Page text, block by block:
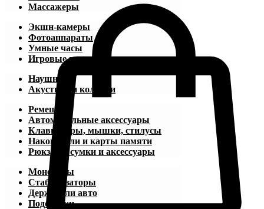
Массажеры
Экшн-камеры
Фотоаппараты
Умные часы
Игровые приставки
Наушники
Акустика и колонки
Ремешки
Автомобильные аксессуары
Клавиатуры, мышки, стилусы
Накопители и карты памяти
Рюкзаки, сумки и аксессуары
Моноподы
Стабилизаторы
Держатели авто
Подставки